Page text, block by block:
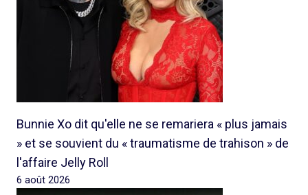
Bunnie Xo dit qu'elle ne se remariera « plus jamais
» et se souvient du « traumatisme de trahison » de
l'affaire Jelly Roll
6 août 2026